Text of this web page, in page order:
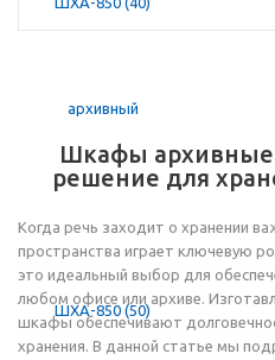
Шкафы
решение для
Когда речь заходит о хранении
пространства играет ключевую
это идеальный выбор для
любом офисе или архиве.
шкафы обеспечивают
хранения. В данной статье мы